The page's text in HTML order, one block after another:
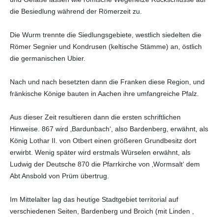
die Besiedlung während der Römerzeit zu.
Die Wurm trennte die Siedlungsgebiete, westlich siedelten die
Römer Segnier und Kondrusen (keltische Stämme) an, östlich
die germanischen Ubier.
Nach und nach besetzten dann die Franken diese Region, und
fränkische Könige bauten in Aachen ihre umfangreiche Pfalz.
Aus dieser Zeit resultieren dann die ersten schriftlichen
Hinweise. 867 wird ‚Bardunbach‘, also Bardenberg, erwähnt, als
König Lothar II. von Otbert einen größeren Grundbesitz dort
erwirbt. Wenig später wird erstmals Würselen erwähnt, als
Ludwig der Deutsche 870 die Pfarrkirche von ‚Wormsalt‘ dem
Abt Ansbold von Prüm übertrug.
Im Mittelalter lag das heutige Stadtgebiet territorial auf
verschiedenen Seiten, Bardenberg und Broich (mit Linden ,